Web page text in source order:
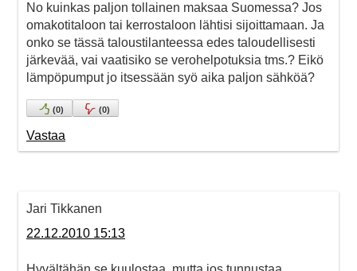
No kuinkas paljon tollainen maksaa Suomessa? Jos
omakotitaloon tai kerrostaloon lähtisi sijoittamaan. Ja
onko se tässä taloustilanteessa edes taloudellisesti
järkevää, vai vaatisiko se verohelpotuksia tms.? Eikö
lämpöpumput jo itsessään syö aika paljon sähköä?
(0) (0)
Vastaa
Jari Tikkanen
22.12.2010 15:13